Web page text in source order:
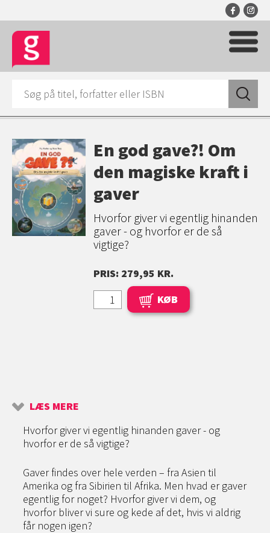
En god gave?! Om
den magiske kraft i
gaver
Hvorfor giver vi egentlig hinanden
gaver - og hvorfor er de så
vigtige?
PRIS: 279,95 KR.
KØB
LÆS MERE
Hvorfor giver vi egentlig hinanden gaver - og
hvorfor er de så vigtige?
Gaver findes over hele verden – fra Asien til
Amerika og fra Sibirien til Afrika. Men hvad er gaver
egentlig for noget? Hvorfor giver vi dem, og
hvorfor bliver vi sure og kede af det, hvis vi aldrig
får nogen igen?